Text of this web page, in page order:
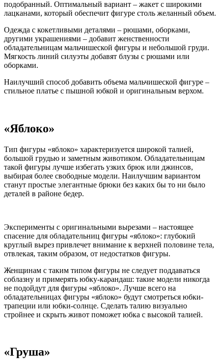
подобранный. Оптимальный вариант – жакет с широкими
лацканами, который обеспечит фигуре столь желанный объем.
Одежда с кокетливыми деталями – рюшами, оборками,
другими украшениями – добавит женственности
обладательницам мальчишеской фигуры и небольшой груди.
Мягкость линий силуэты добавят блузы с рюшами или
оборками.
Наилучший способ добавить объема мальчишеской фигуре –
стильное платье с пышной юбкой и оригинальным верхом.
«Яблоко»
Тип фигуры «яблоко» характеризуется широкой талией,
большой грудью и заметным животиком. Обладательницам
такой фигуры лучше избегать узких брюк или джинсов,
выбирая более свободные модели. Наилучшим вариантом
станут простые элегантные брюки без каких бы то ни было
деталей в районе бедер.
Эксперименты с оригинальными вырезами – настоящее
спасение для обладательниц фигуры «яблоко»: глубокий
круглый вырез привлечет внимание к верхней половине тела,
отвлекая, таким образом, от недостатков фигуры.
Женщинам с таким типом фигуры не следует поддаваться
соблазну и примерять юбку-карандаш: такие модели никогда
не подойдут для фигуры «яблоко». Лучше всего на
обладательницах фигуры «яблоко» будут смотреться юбки-
трапеции или юбки-солнце. Сделать талию визуально
стройнее и скрыть живот поможет юбка с высокой талией.
«Груша»